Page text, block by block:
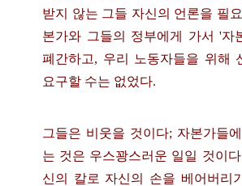
받지 않는 그들 자신의 언론을 필
본가와 그들의 정부에게 가서'자
폐간하고, 우리 노동자들을 위해
요구할 수는 없었다.
그들은 비웃을 것이다; 자본가들
는 것은 우스꽝스러운 일일 것이다
신의 칼로 자신의 손을 베어버리